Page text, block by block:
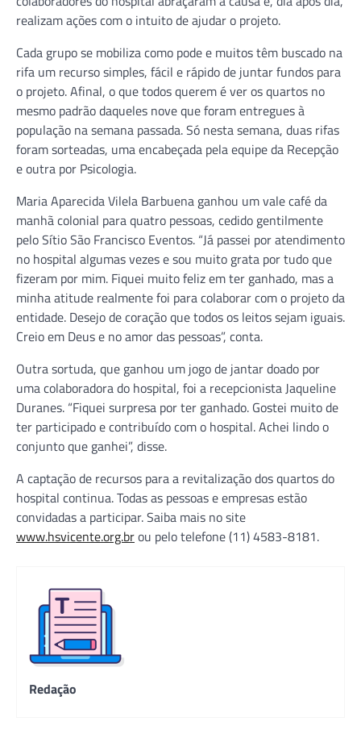
realizam ações com o intuito de ajudar o projeto.
Cada grupo se mobiliza como pode e muitos têm buscado na
rifa um recurso simples, fácil e rápido de juntar fundos para
o projeto. Afinal, o que todos querem é ver os quartos no
mesmo padrão daqueles nove que foram entregues à
população na semana passada. Só nesta semana, duas rifas
foram sorteadas, uma encabeçada pela equipe da Recepção
e outra por Psicologia.
Maria Aparecida Vilela Barbuena ganhou um vale café da
manhã colonial para quatro pessoas, cedido gentilmente
pelo Sítio São Francisco Eventos. “Já passei por atendimento
no hospital algumas vezes e sou muito grata por tudo que
fizeram por mim. Fiquei muito feliz em ter ganhado, mas a
minha atitude realmente foi para colaborar com o projeto da
entidade. Desejo de coração que todos os leitos sejam iguais.
Creio em Deus e no amor das pessoas”, conta.
Outra sortuda, que ganhou um jogo de jantar doado por
uma colaboradora do hospital, foi a recepcionista Jaqueline
Duranes. “Fiquei surpresa por ter ganhado. Gostei muito de
ter participado e contribuído com o hospital. Achei lindo o
conjunto que ganhei”, disse.
A captação de recursos para a revitalização dos quartos do
hospital continua. Todas as pessoas e empresas estão
convidadas a participar. Saiba mais no site
www.hsvicente.org.brou pelo telefone (11) 4583-8181.
Redação